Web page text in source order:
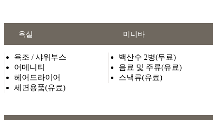
욕실
욕조 / 샤워부스
어메니티
헤어드라이어
세면용품(유료)
미니바
백산수 2병(무료)
음료 및 주류(유료)
스낵류(유료)